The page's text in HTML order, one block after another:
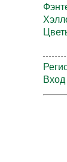
Вход